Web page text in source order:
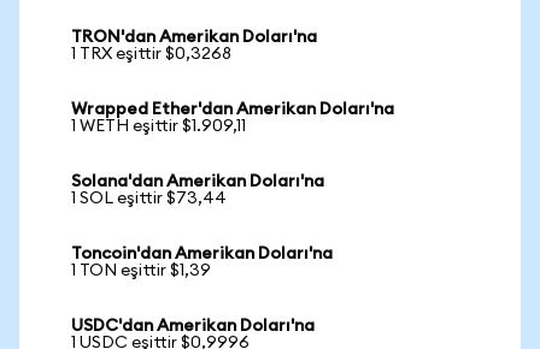
TRON'dan Amerikan Doları'na
1 TRX eşittir $0,3268
Wrapped Ether'dan Amerikan Doları'na
1 WETH eşittir $1.909,11
Solana'dan Amerikan Doları'na
1 SOL eşittir $73,44
Toncoin'dan Amerikan Doları'na
1 TON eşittir $1,39
USDC'dan Amerikan Doları'na
1 USDC eşittir $0,9996